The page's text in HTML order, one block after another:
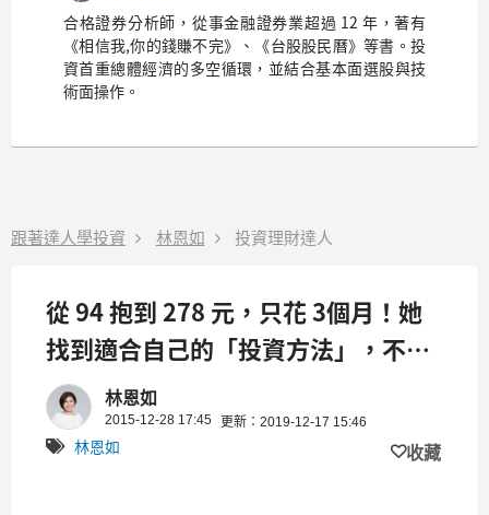
合格證券分析師，從事金融證券業超過 12 年，著有
《相信我,你的錢賺不完》、《台股股民曆》等書。投
資首重總體經濟的多空循環，並結合基本面選股與技
術面操作。
跟著達人學投資 林恩如 投資理財達人
從 94 抱到 278 元，只花 3個月！她
找到適合自己的「投資方法」，不看
盤也能獲利！
林恩如
2015-12-28 17:45 更新：2019-12-17 15:46
林恩如 收藏